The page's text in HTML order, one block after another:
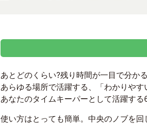
あとどのくらい?残り時間が一目で分か
あらゆる場所で活躍する、「わかりや
あなたのタイムキーパーとして活躍す
使い方はとっても簡単。中央のノブを回